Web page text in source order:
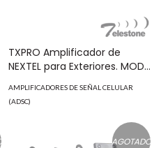
TXPRO Amplificador de
NEXTEL para Exteriores. MOD:
AMPLIFICADORES DE SEÑAL CELULAR
(ADSC)
AGOTADO